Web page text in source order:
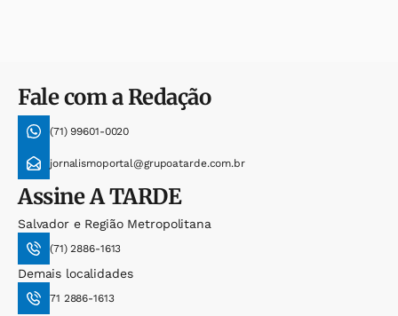
Fale com a Redação
(71) 99601-0020
jornalismoportal@grupoatarde.com.br
AssineA TARDE
Salvador e Região Metropolitana
(71) 2886-1613
Demais localidades
71 2886-1613